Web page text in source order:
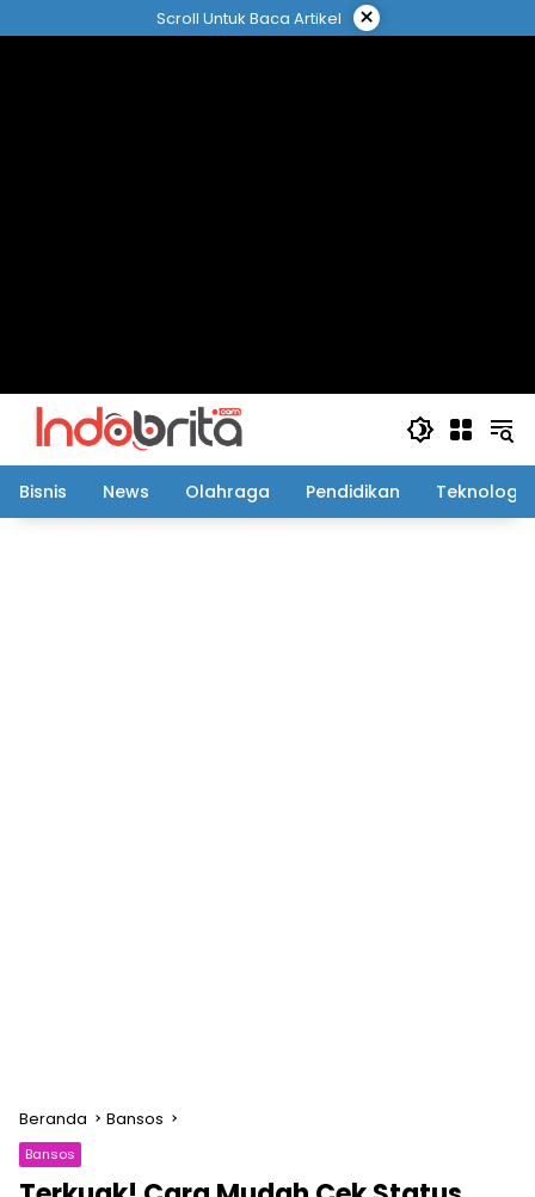
ke
Scroll Untuk Baca Artikel ×
Bisnis News Olahraga Pendidikan Teknologi
Beranda Bansos
Bansos